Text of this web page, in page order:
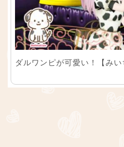
ダルワンピが可愛い！【みい